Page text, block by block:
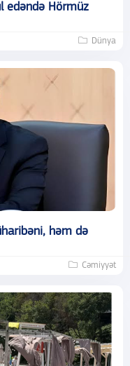
edəndə Hörmüz
Dünya
həm də
Cəmiyyət